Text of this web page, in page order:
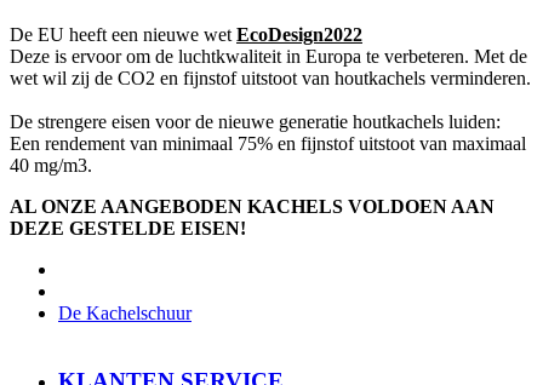
De EU heeft een nieuwe wet EcoDesign2022
Deze is ervoor om de luchtkwaliteit in Europa te verbeteren. Met de
wet wil zij de CO2 en fijnstof uitstoot van houtkachels verminderen.
De strengere eisen voor de nieuwe generatie houtkachels luiden:
Een rendement van minimaal 75% en fijnstof uitstoot van maximaal
40 mg/m3.
AL ONZE AANGEBODEN KACHELS VOLDOEN AAN
DEZE GESTELDE EISEN!
De Kachelschuur